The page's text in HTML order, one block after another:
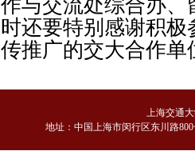
作与交流处综合办
时还要特别感谢积
传推广的交大合作单
上海交通
地址：中国上海市闵行区东川路